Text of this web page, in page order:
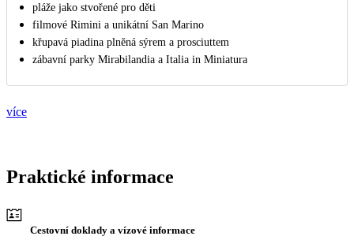
pláže jako stvořené pro děti
filmové Rimini a unikátní San Marino
křupavá piadina plněná sýrem a prosciuttem
zábavní parky Mirabilandia a Italia in Miniatura
více
Praktické informace
Cestovní doklady a vízové informace